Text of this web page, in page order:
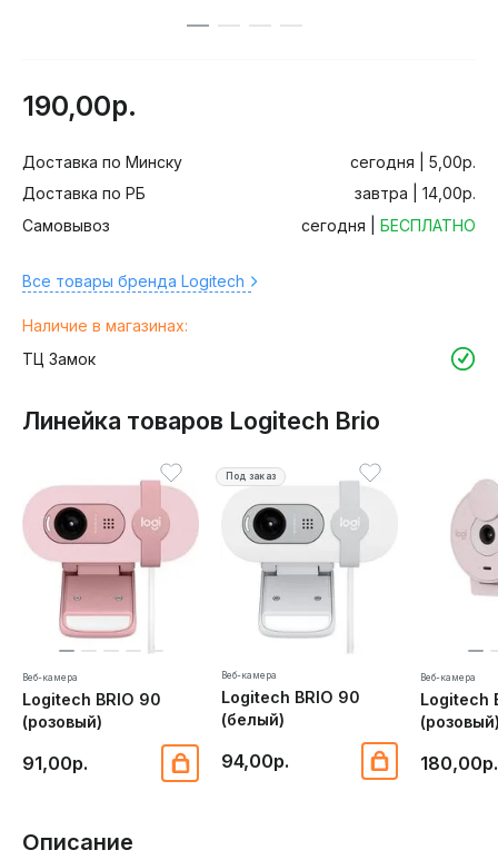
190,00р.
Доставка по Минску
сегодня | 5,00р.
Доставка по РБ
завтра | 14,00р.
Самовывоз
сегодня | БЕСПЛАТНО
Все товары бренда Logitech
Наличие в магазинах:
ТЦ Замок
Линейка товаров Logitech Brio
Веб-камера
Logitech BRIO 90
(розовый)
91,00р.
Под заказ
Веб-камера
Logitech BRIO 90
(белый)
94,00р.
Веб-камера
Logitech
180,00р.
Описание